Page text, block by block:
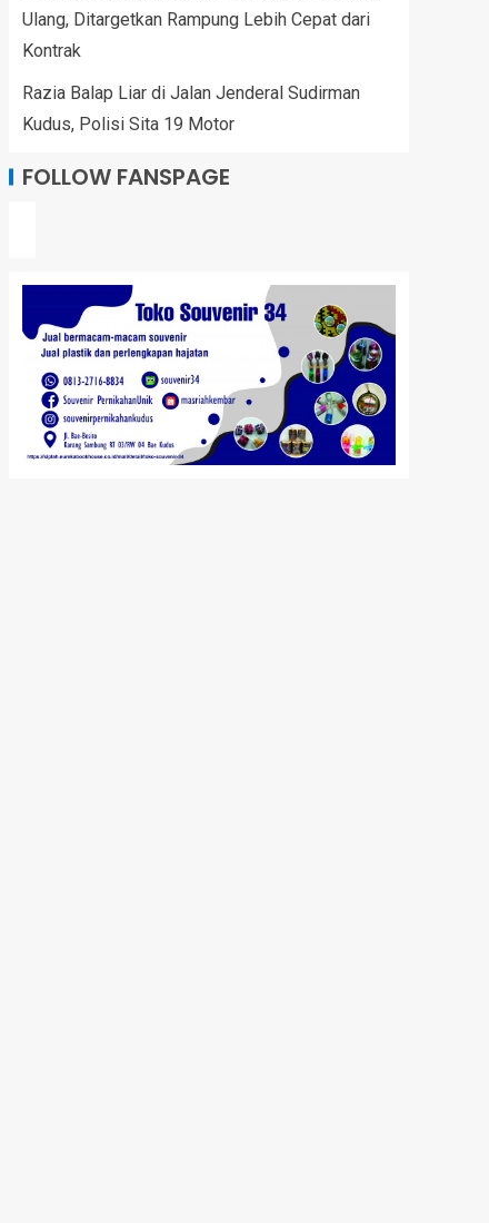
Ulang, Ditargetkan Rampung Lebih Cepat dari
Kontrak
Razia Balap Liar di Jalan Jenderal Sudirman
Kudus, Polisi Sita 19 Motor
FOLLOW FANSPAGE